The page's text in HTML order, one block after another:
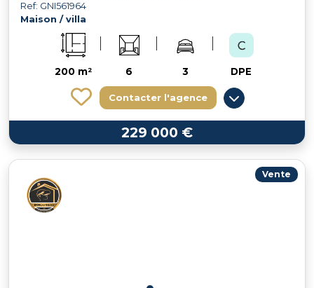
Ref: GNI561964
Maison / villa
200 m² 6 3 DPE
Contacter l'agence
229 000 €
Vente